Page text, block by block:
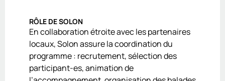
RÔLE DE SOLON
En collaboration étroite avec les partenaires
locaux, Solon assure la coordination du
programme : recrutement, sélection des
participant-es, animation de